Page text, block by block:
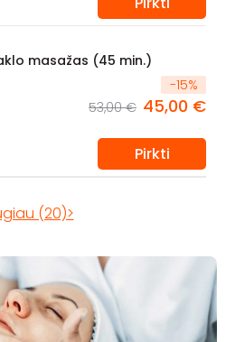
masažas (45 min.)
-15%
53,00 € 45,00 €
Pirkti
(20)>